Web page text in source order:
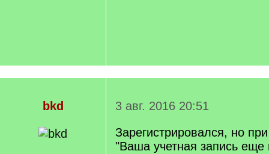
bkd
3 авг. 2016 20:51
Зарегистрировался, но
"Ваша учетная запись